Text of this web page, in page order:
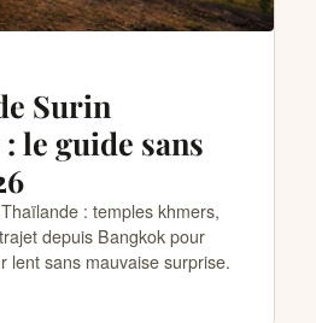
Surin
le guide sans
: temples khmers,
depuis Bangkok pour
lent sans mauvaise surprise.